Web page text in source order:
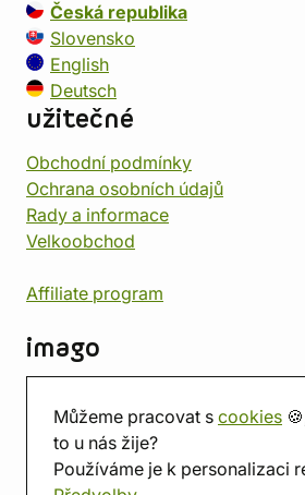
Můžeme pracovat s cookies
to u nás žije?
Používáme je k personalizaci
Česká republika
Slovensko
English
Deutsch
užitečné
Obchodní podmínky
Ochrana osobních údajů
Rady a informace
Velkoobchod
Affiliate program
imago
Prodejna
Herna
O nás